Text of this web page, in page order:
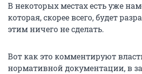
В некоторых местах есть уже
которая, скорее всего, будет
этим ничего не сделать.
Вот как это комментируют
нормативной документации, в